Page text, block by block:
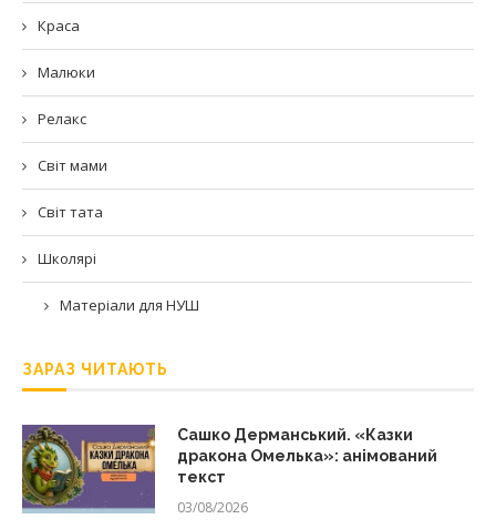
Краса
Малюки
Релакс
Світ мами
Світ тата
Школярі
Матеріали для НУШ
ЗАРАЗ ЧИТАЮТЬ
Сашко Дерманський. «Казки
дракона Омелька»: анімований
текст
03/08/2026